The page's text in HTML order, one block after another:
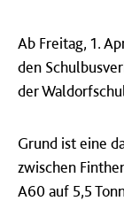
Ab Freitag, 1.
den
der
Grund ist eine
zwischen
A60 auf 5,5